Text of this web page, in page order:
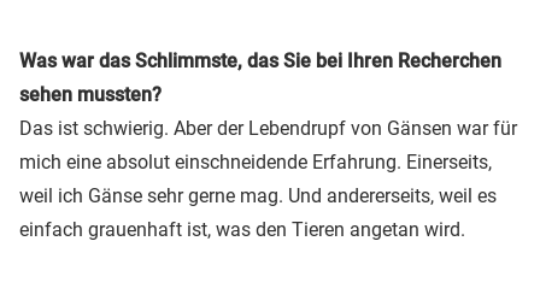
Was war das Schlimmste, das Sie bei Ihren Recherchen
sehen mussten?
Das ist schwierig. Aber der Lebendrupf von Gänsen war für
mich eine absolut einschneidende Erfahrung. Einerseits,
weil ich Gänse sehr gerne mag. Und andererseits, weil es
einfach grauenhaft ist, was den Tieren angetan wird.